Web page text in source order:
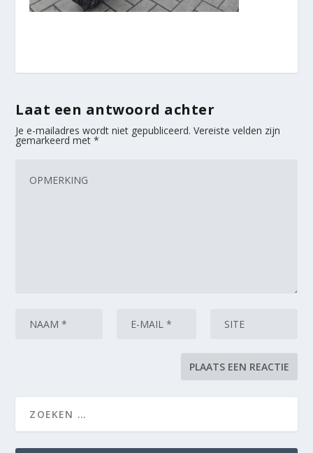
Laat een antwoord achter
Je e-mailadres wordt niet gepubliceerd. Vereiste velden zijn
gemarkeerd met*